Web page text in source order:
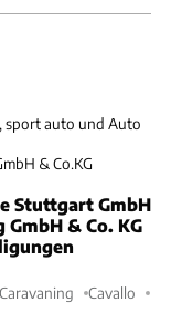
sport auto und Auto
& Co.KG
Stuttgart GmbH
& Co. KG
Cavallo